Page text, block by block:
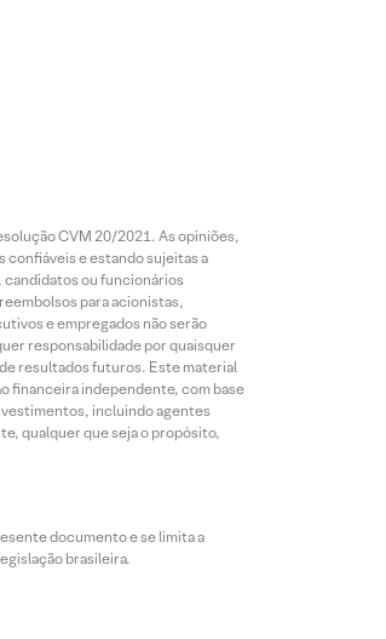
CVM 20/2021. As opiniões,
confiáveis e estando sujeitas a
candidatos ou funcionários
para acionistas,
e empregados não serão
responsabilidade por quaisquer
resultados futuros. Este material
financeira independente, com base
incluindo agentes
qualquer que seja o propósito,
documento e se limita a
brasileira.